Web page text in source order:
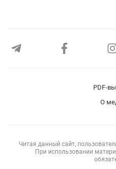
PDF-
О
Читая данный сайт,
При использовании